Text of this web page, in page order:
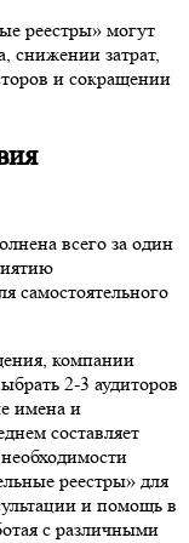
реестры» могут
снижении затрат,
и сокращении
всего за один
самостоятельного
компании
2-3 аудиторов
имена и
составляет
реестры» для
и помощь в
с различными